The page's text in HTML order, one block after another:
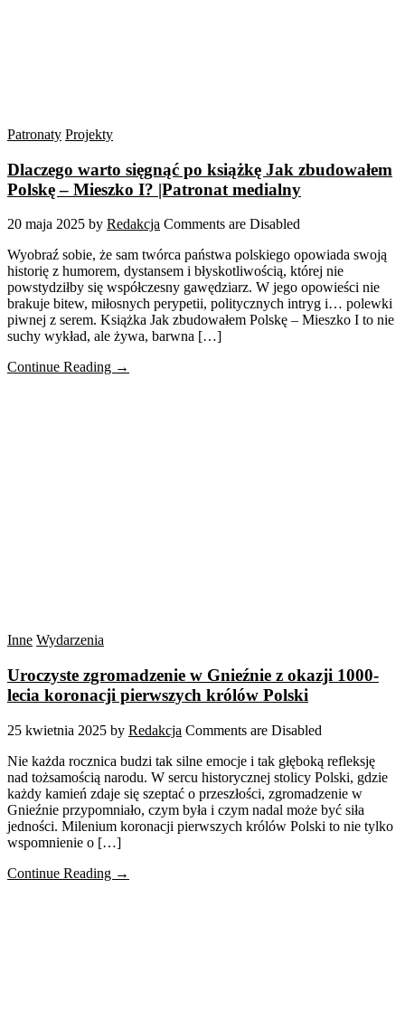
Patronaty Projekty
Dlaczego warto sięgnąć po książkę Jak zbudowałem
Polskę – Mieszko I? |Patronat medialny
20 maja 2025 by Redakcja Comments are Disabled
Wyobraź sobie, że sam twórca państwa polskiego opowiada swoją
historię z humorem, dystansem i błyskotliwością, której nie
powstydziłby się współczesny gawędziarz. W jego opowieści nie
brakuje bitew, miłosnych perypetii, politycznych intryg i… polewki
piwnej z serem. Książka Jak zbudowałem Polskę – Mieszko I to nie
suchy wykład, ale żywa, barwna […]
Continue Reading →
Inne Wydarzenia
Uroczyste zgromadzenie w Gnieźnie z okazji 1000-
lecia koronacji pierwszych królów Polski
25 kwietnia 2025 by Redakcja Comments are Disabled
Nie każda rocznica budzi tak silne emocje i tak głęboką refleksję
nad tożsamością narodu. W sercu historycznej stolicy Polski, gdzie
każdy kamień zdaje się szeptać o przeszłości, zgromadzenie w
Gnieźnie przypomniało, czym była i czym nadal może być siła
jedności. Milenium koronacji pierwszych królów Polski to nie tylko
wspomnienie o […]
Continue Reading →